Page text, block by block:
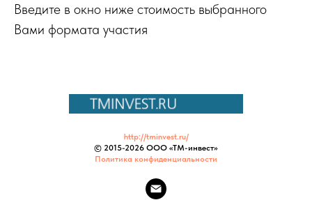
Введите в окно ниже стоимость выбранного
Вами формата участия
http://tminvest.ru/
© 2015-2026 ООО «ТМ-инвест»
Политика конфиденциальности